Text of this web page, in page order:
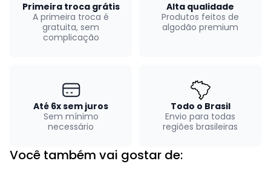
Primeira troca grátis
A primeira troca é
gratuita, sem
complicação
Alta qualidade
Produtos feitos de
algodão premium
Até 6x sem juros
Sem mínimo
necessário
Todo o Brasil
Envio para todas
regiões brasileiras
Você também vai gostar de: